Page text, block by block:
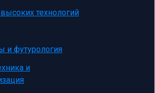
технологий
и футурология
и